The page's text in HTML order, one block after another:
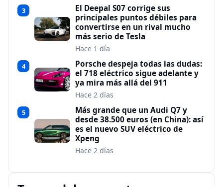
3
El Deepal S07 corrige sus
principales puntos débiles para
convertirse en un rival mucho
más serio de Tesla
Hace 1 día
4
Porsche despeja todas las dudas:
el 718 eléctrico sigue adelante y
ya mira más allá del 911
Hace 2 días
5
Más grande que un Audi Q7 y
desde 38.500 euros (en China): así
es el nuevo SUV eléctrico de
Xpeng
Hace 2 días